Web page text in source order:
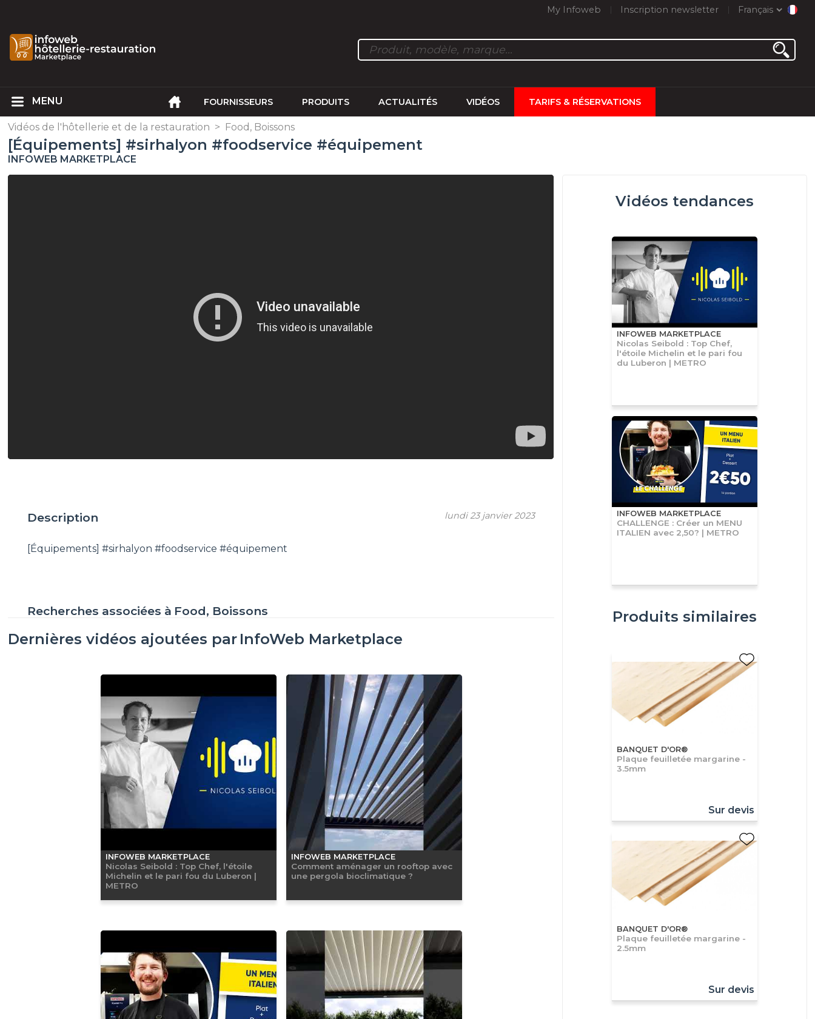
My Infoweb Inscription newsletter Français
FOURNISSEURS PRODUITS ACTUALITÉS VIDÉOS TARIFS & RÉSERVATIONS
Vidéos de l'hôtellerie et de la restauration > Food, Boissons
[Équipements] #sirhalyon #foodservice #équipement
INFOWEB MARKETPLACE
lundi 23 janvier 2023
Description
[Équipements] #sirhalyon #foodservice #équipement
Recherches associées à Food, Boissons
Dernières vidéos ajoutées par InfoWeb Marketplace
INFOWEB MARKETPLACE
Nicolas Seibold : Top Chef, l'étoile
Michelin et le pari fou du Luberon |
METRO
INFOWEB MARKETPLACE
Comment aménager un rooftop avec
une pergola bioclimatique ?
Vidéos tendances
INFOWEB MARKETPLACE
Nicolas Seibold : Top Chef,
l'étoile Michelin et le pari fou
du Luberon | METRO
INFOWEB MARKETPLACE
CHALLENGE : Créer un MENU
ITALIEN avec 2,50? | METRO
Produits similaires
BANQUET D'OR®
Plaque feuilletée margarine -
3.5mm
Sur devis
BANQUET D'OR®
Plaque feuilletée margarine -
2.5mm
Sur devis